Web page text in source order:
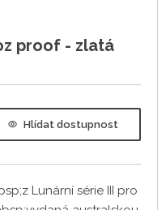
proof - zlatá
Hlídat dostupnost
Lunární série III pro